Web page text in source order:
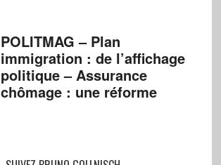
POLITMAG – Plan
immigration : de l’affichage
politique – Assurance
chômage : une réforme